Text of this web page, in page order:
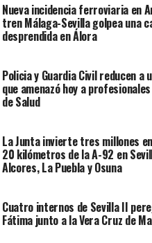
Nueva incidencia ferroviaria en
tren Málaga-Sevilla golpea una
desprendida en Álora
Policia y Guardia Civil reducen a
que amenazó hoy a
de Salud
La Junta invierte tres millones
20 kilómetros de la A-92 en
Alcores, La Puebla y Osuna
Cuatro internos de Sevilla II
Fátima junto a la Vera Cruz de